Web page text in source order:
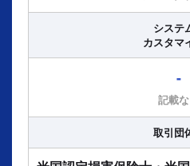
システ
カスタマ
-
記載
取引団